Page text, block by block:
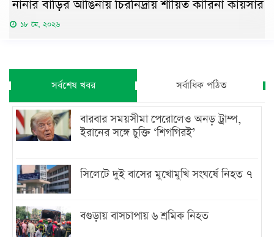
নানার বাড়ির আঙিনায় চিরনিদ্রায় শায়িত কারিনা কায়সার
১৮ মে, ২০২৬
সর্বশেষ খবর সর্বাধিক পঠিত
বারবার সময়সীমা পেরোলেও অনড় ট্রাম্প,
ইরানের সঙ্গে চুক্তি ‘শিগগিরই’
সিলেটে দুই বাসের মুখোমুখি সংঘর্ষে নিহত ৭
বগুড়ায় বাসচাপায় ৬ শ্রমিক নিহত